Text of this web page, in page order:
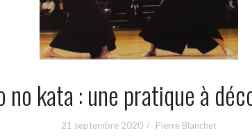
no kata : une pratique à
21 septembre 2020 Pierre Blanchet